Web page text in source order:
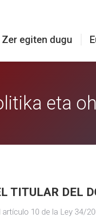
Zer egiten dugu
eta
TITULAR DEL
10 de la Ley 34/